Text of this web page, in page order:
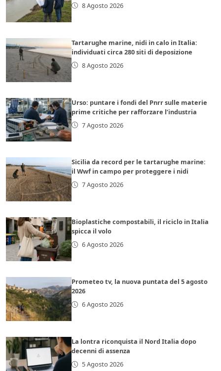
8 Agosto 2026
Tartarughe marine, nidi in calo in Italia:
individuati circa 280 siti di deposizione
8 Agosto 2026
Urso: puntare i fondi del Pnrr sulle materie
prime critiche per rafforzare l’industria
7 Agosto 2026
Sicilia da record per le tartarughe marine:
il Wwf in campo per proteggere i nidi
7 Agosto 2026
Bioplastiche compostabili, il riciclo in Italia
spicca il volo
6 Agosto 2026
Prometeo tv, la nuova puntata del 5 agosto
2026
6 Agosto 2026
La lontra riconquista il Nord Italia dopo
decenni di assenza
5 Agosto 2026